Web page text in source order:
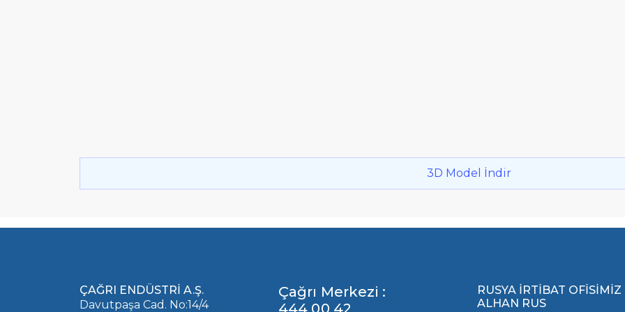
3D Model İndir
ÇAĞRI ENDÜSTRİ A.Ş.
Davutpaşa Cad. No:14/4
Çağrı Merkezi :
RUSYA İRTİBAT OFİSİMİZ
ALHAN RUS